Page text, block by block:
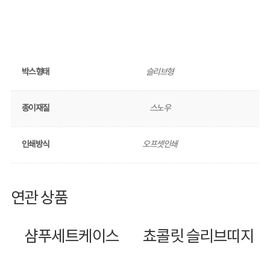
박스형태 슬리브형
종이재질 스노우
인쇄방식 오프셋인쇄
연관 상품
샴푸세트케이스 쵸콜릿 슬리브띠지